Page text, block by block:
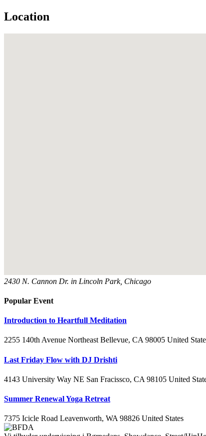
Location
2430 N. Cannon Dr. in Lincoln Park, Chicago
Popular Event
Introduction to Heartfull Meditation
2255 140th Avenue Northeast Bellevue, CA 98005 United
Last Friday Flow with DJ Drishti
4143 University Way NE San Fracissco, CA 98105 United
Summer Renewal Yoga Retreat
7375 Icicle Road Leavenworth, WA 98826 United States